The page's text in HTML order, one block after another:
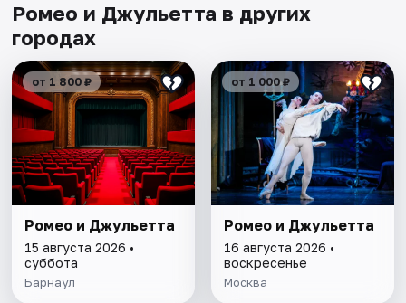
Ромео и Джульетта в других
городах
от 1 800 ₽
Ромео и Джульетта
15 августа 2026 •
суббота
Барнаул
от 1 000 ₽
Ромео и Джульетта
16 августа 2026 •
воскресенье
Москва